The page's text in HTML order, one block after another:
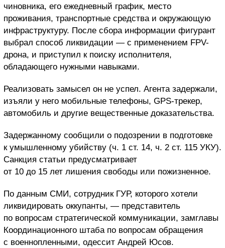
чиновника, его ежедневный график, место
проживания, транспортные средства и окружающую
инфраструктуру. После сбора информации фигурант
выбрал способ ликвидации — с применением FPV-
дрона, и приступил к поиску исполнителя,
обладающего нужными навыками.
Реализовать замысел он не успел. Агента задержали,
изъяли у него мобильные телефоны, GPS-трекер,
автомобиль и другие вещественные доказательства.
Задержанному сообщили о подозрении в подготовке
к умышленному убийству (ч. 1 ст. 14, ч. 2 ст. 115 УКУ).
Санкция статьи предусматривает
от 10 до 15 лет лишения свободы или пожизненное.
По данным СМИ, сотрудник ГУР, которого хотели
ликвидировать оккупанты, — представитель
по вопросам стратегической коммуникации, замглавы
Координационного штаба по вопросам обращения
с военнопленными, одессит Андрей Юсов.